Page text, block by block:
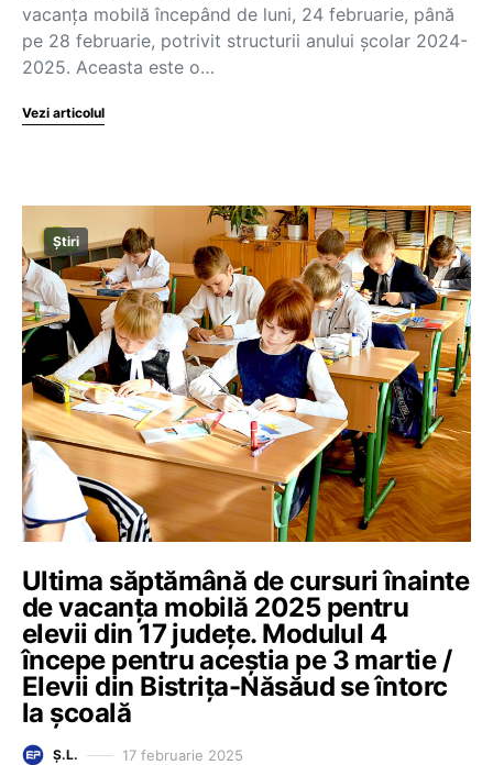
vacanța mobilă începând de luni, 24 februarie, până
pe 28 februarie, potrivit structurii anului școlar 2024-
2025. Aceasta este o…
Vezi articolul
Știri
Ultima săptămână de cursuri înainte
de vacanța mobilă 2025 pentru
elevii din 17 județe. Modulul 4
începe pentru aceștia pe 3 martie /
Elevii din Bistrița-Năsăud se întorc
la școală
Ș.L. 17 februarie 2025